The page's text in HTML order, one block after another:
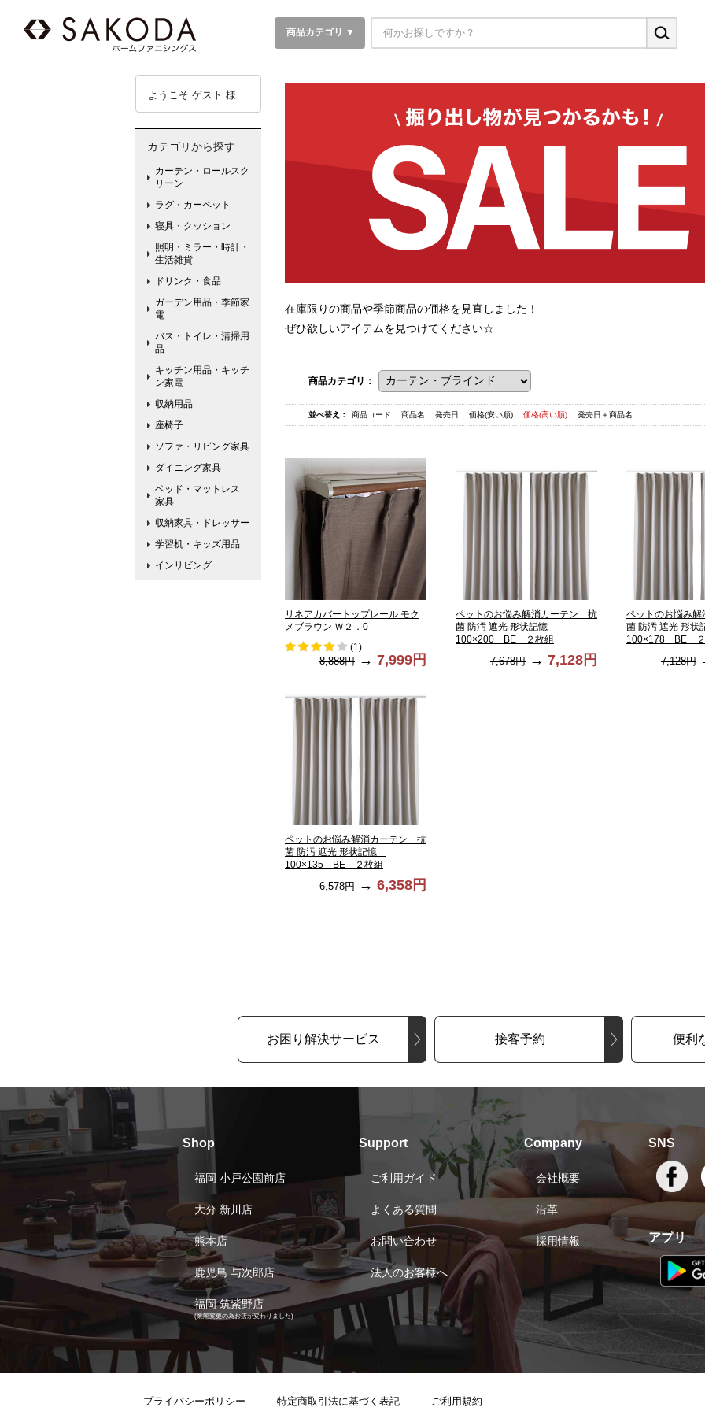
商品カテゴリ ▼
在庫限りの商品や季節商品の価格を見直しました！
ぜひ欲しいアイテムを見つけてください☆
商品カテゴリ：
並べ替え： 商品コード 商品名 発売日 価格(安い順) 価格(高い順) 発売日＋商品名
リネアカバートップレール モク
メブラウン Ｗ２．0
(1 )
8,888円 → 7,999円
ペットのお悩み解消カーテン 抗
菌 防汚 遮光 形状記憶
100×200 BE ２枚組
7,678円 → 7,128円
ペットのお悩み
菌 防汚 遮光 形状
100×178 BE ２
7,128円
ペットのお悩み解消カーテン 抗
菌 防汚 遮光 形状記憶
100×135 BE ２枚組
6,578円 → 6,358円
ようこそ ゲスト 様
カテゴリから探す
カーテン・ロールスク
リーン
ラグ・カーペット
寝具・クッション
照明・ミラー・時計・
生活雑貨
ドリンク・食品
ガーデン用品・季節家
電
バス・トイレ・清掃用
品
キッチン用品・キッチ
ン家電
収納用品
座椅子
ソファ・リビング家具
ダイニング家具
ベッド・マットレス
家具
収納家具・ドレッサー
学習机・キッズ用品
インリビング
お困り解決サービス 接客予約 便利
Shop
福岡 小戸公園前店
大分 新川店
熊本店
鹿児島 与次郎店
福岡 筑紫野店
(業態変更の為お店が変わりました)
Support
ご利用ガイド
よくある質問
お問い合わせ
法人のお客様へ
Company
会社概要
沿革
採用情報
SNS
アプリ
プライバシーポリシー 特定商取引法に基づく表記 ご利用規約